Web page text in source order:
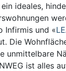
ideales,
Infirmis und «
Die
unmittelbare
ist alles